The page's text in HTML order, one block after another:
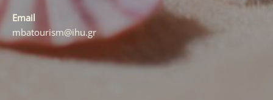
Email
mbatourism@ihu.gr